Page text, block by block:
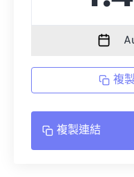
複
複製連結